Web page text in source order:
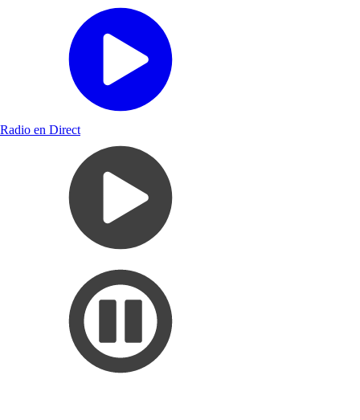
Radio en Direct